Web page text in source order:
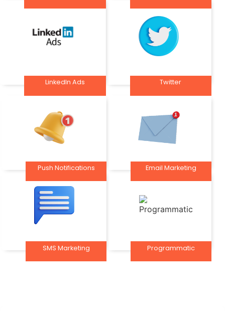
LinkedIn Ads Twitter
Push Notifications Email Marketing
SMS Marketing Programmatic